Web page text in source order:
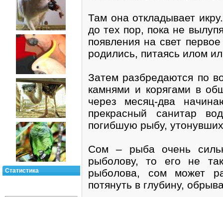
Статистика
Там она откладывает
до тех пор, пока не
появления на свет
родились, питаясь илом
Затем разбредаются по
камнями и корягами в
через месяц-два
прекрасный санитар
погибшую рыбу,
Сом – рыба очень
рыболову, то его не
рыболова, сом может
потянуть в глубину,